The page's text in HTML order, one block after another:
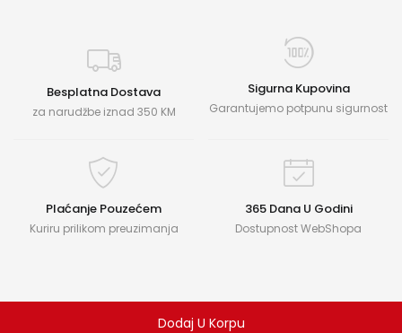
Dodaj U Korpu
Besplatna Dostava
za narudžbe iznad 350 KM
Sigurna Kupovina
Garantujemo potpunu sigurnost
Plaćanje Pouzećem
Kuriru prilikom preuzimanja
365 Dana U Godini
Dostupnost WebShopa